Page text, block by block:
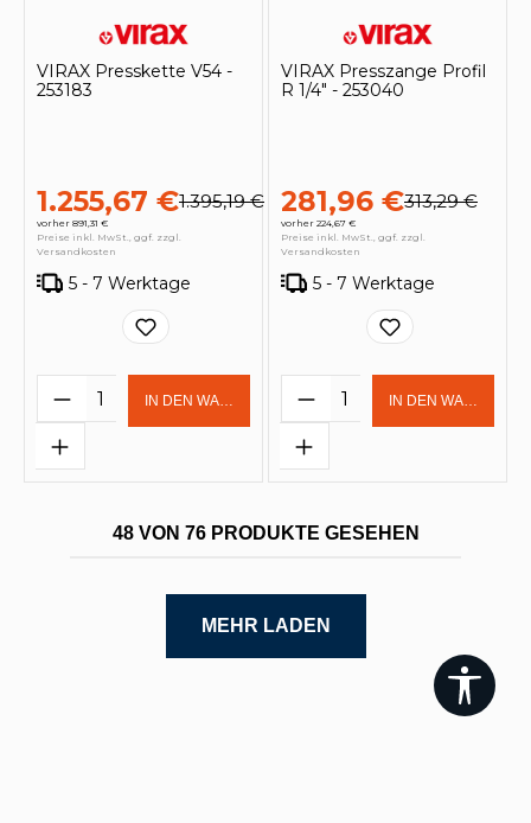
VIRAX Presskette V54 -
253183
1.255,67 €1.395,19 €
vorher 891,31 €
Preise inkl. MwSt., ggf. zzgl.
Versandkosten
5 - 7 Werktage
Produkt Anzahl: Gib den
IN DEN WARENKORB
VIRAX Presszange Profil
R 1/4" - 253040
281,96 €313,29 €
vorher 224,67 €
Preise inkl. MwSt., ggf. zzgl.
Versandkosten
5 - 7 Werktage
Produkt Anzahl:
IN DEN
48 VON 76 PRODUKTE GESEHEN
MEHR LADEN